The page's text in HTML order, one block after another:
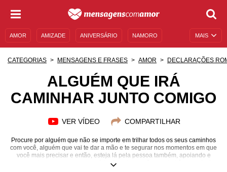
MAIS
AMOR AMIZADE ANIVERSÁRIO NAMORO
AUTOAJUDA
MENSAGENS E FRASES MENSAGENS DE ANIVERSÁRIO
CATEGORIAS MENSAGENS E FRASES AMOR DECLARAÇÕES
ALGUÉM QUE IRÁ
CAMINHAR JUNTO COMIGO
VER VÍDEO COMPARTILHAR
Procure por alguém que não se importe em trilhar todos os seus caminhos
com você, alguém que vai te dar a mão e te segurar nos momentos em que
você mais precisar e então, esteja lá pela pessoa também, apoiando e
segurando sempre que necessário. E assim, vocês construirão uma linda